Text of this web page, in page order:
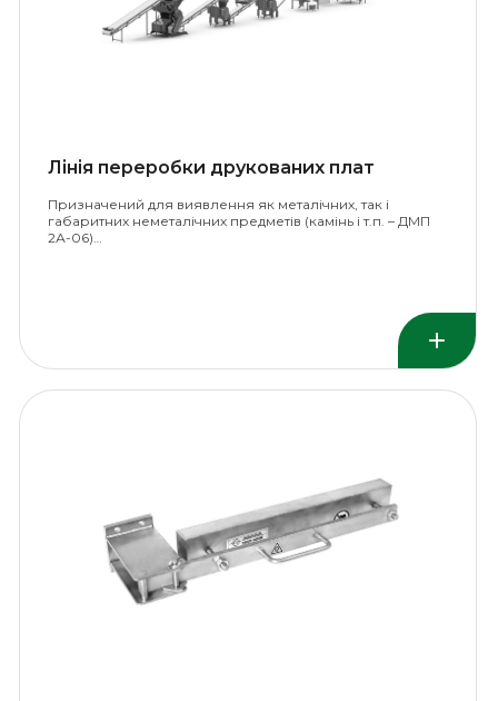
Лінія переробки друкованих плат
Призначений для виявлення як металічних, так і
габаритних неметалічних предметів (камінь і т.п. – ДМП
2А-06)…